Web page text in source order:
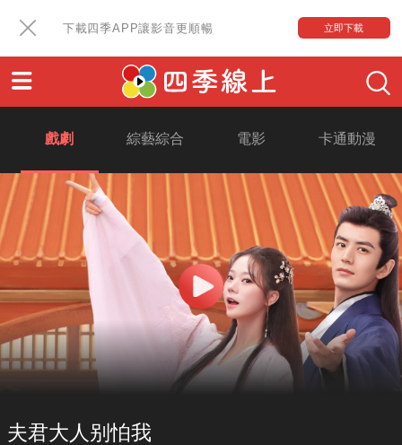
下載四季APP讓影音更順暢 立即下載
戲劇 綜藝綜合 電影 卡通動漫
夫君大人别怕我